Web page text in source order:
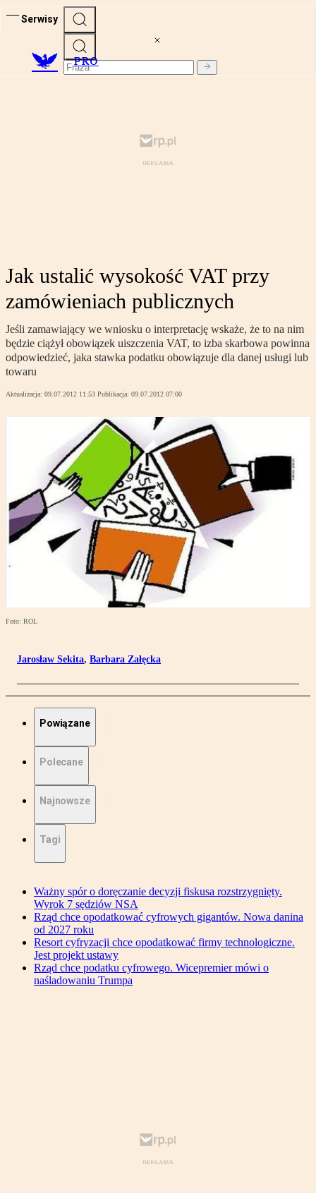
Serwisy
PRO
Jak ustalić wysokość VAT przy
zamówieniach publicznych
Jeśli zamawiający we wniosku o interpretację wskaże, że to na nim
będzie ciążył obowiązek uiszczenia VAT, to izba skarbowa powinna
odpowiedzieć, jaka stawka podatku obowiązuje dla danej usługi lub
towaru
Aktualizacja: 09.07.2012 11:53 Publikacja: 09.07.2012 07:00
Foto: ROL
Jarosław Sekita, Barbara Załęcka
Powiązane
Polecane
Najnowsze
Tagi
Ważny spór o doręczanie decyzji fiskusa rozstrzygnięty.
Wyrok 7 sędziów NSA
Rząd chce opodatkować cyfrowych gigantów. Nowa danina
od 2027 roku
Resort cyfryzacji chce opodatkować firmy technologiczne.
Jest projekt ustawy
Rząd chce podatku cyfrowego. Wicepremier mówi o
naśladowaniu Trumpa